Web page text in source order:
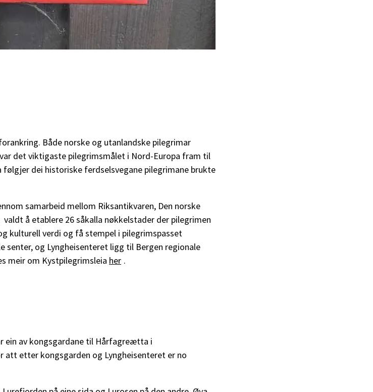
Både norske og utanlandske pilegrimar
det viktigaste pilegrimsmålet i Nord-Europa fram til
dei historiske ferdselsvegane pilegrimane brukte
samarbeid mellom Riksantikvaren, Den norske
å etablere 26 såkalla nøkkelstader der pilegrimen
kulturell verdi og få stempel i pilegrimspasset
senter, og Lyngheisenteret ligg til Bergen regionale
meir om Kystpilegrimsleia her .
ein av kongsgardane til Hårfagreætta i
att etter kongsgarden og Lyngheisenteret er no